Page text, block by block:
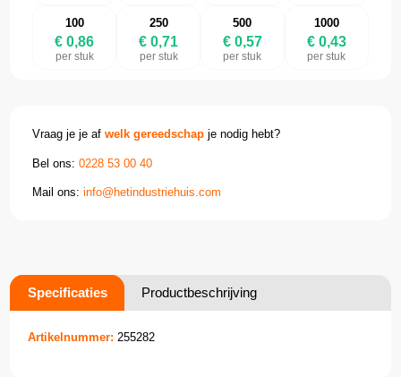
100
€ 0,86
per stuk
250
€ 0,71
per stuk
500
€ 0,57
per stuk
1000
€ 0,43
per stuk
Vraag je je afwelk gereedschap je nodig hebt?
Bel ons:0228 53 00 40
Mail ons:info@hetindustriehuis.com
Specificaties Productbeschrijving
Artikelnummer: 255282